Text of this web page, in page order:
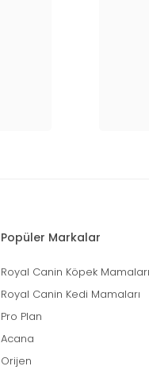
Popüler Markalar
Royal Canin Köpek Mamaları
Royal Canin Kedi Mamaları
Pro Plan
Acana
Orijen